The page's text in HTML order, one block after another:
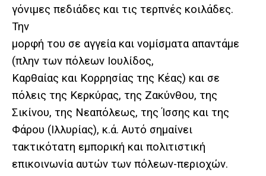
γόνιμες πεδιάδες και τις τερπνές κοιλάδες.
Την
μορφή του σε αγγεία και νομίσματα απαντάμε
(πλην των πόλεων Ιουλίδος,
Καρθαίας και Κορρησίας της Κέας) και σε
πόλεις της Κερκύρας, της Ζακύνθου, της
Σικίνου, της Νεαπόλεως, της Ίσσης και της
Φάρου (Ιλλυρίας), κ.ά. Αυτό σημαίνει
τακτικότατη εμπορική και πολιτιστική
επικοινωνία αυτών των πόλεων-περιοχών.